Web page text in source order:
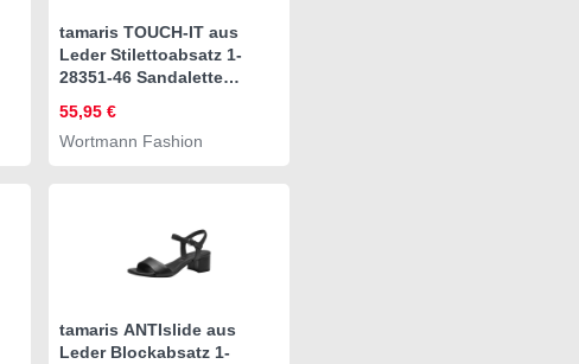
tamaris TOUCH-IT aus
Leder Stilettoabsatz 1-
28351-46 Sandalette
55,95 €
Wortmann Fashion
tamaris ANTIslide aus
Leder Blockabsatz 1-